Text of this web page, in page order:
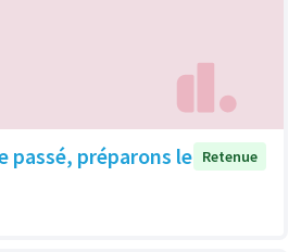
passé, préparons le Retenue